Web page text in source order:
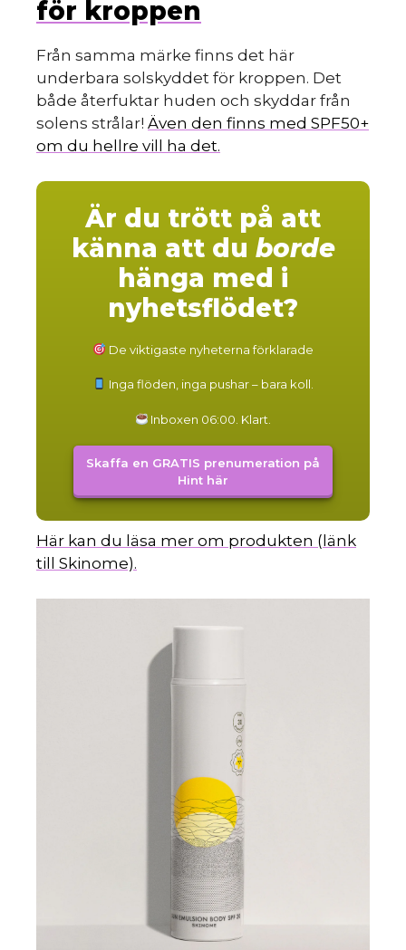
för kroppen
Från samma märke finns det här
underbara solskyddet för kroppen. Det
både återfuktar huden och skyddar från
solens strålar! Även den finns med SPF50+
om du hellre vill ha det.
Är du trött på att
känna att du borde
hänga med i
nyhetsflödet?
De viktigaste nyheterna förklarade
Inga flöden, inga pushar – bara koll.
Inboxen 06:00. Klart.
Skaffa en GRATIS prenumeration på
Hint här
Här kan du läsa mer om produkten (länk
till Skinome).